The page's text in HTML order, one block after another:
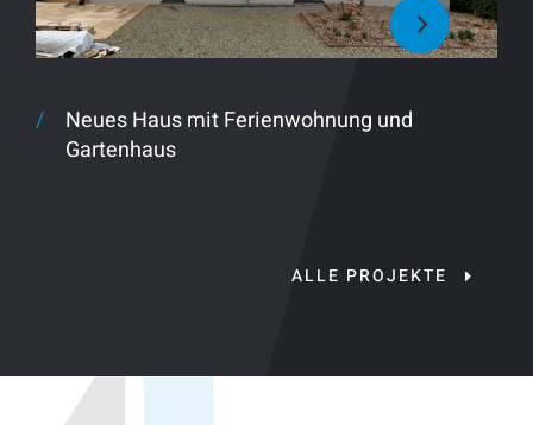
Neues Haus mit Ferienwohnung und
Gartenhaus
ALLE PROJEKTE